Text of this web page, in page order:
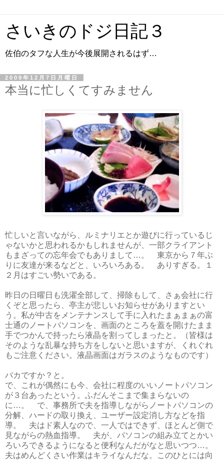
さいきのドジ日記３
佐伯のタフな人生が今後展開されるはず…
2009年12月7日月曜日
本当に忙しくてすみません
忙しいと言いながら、ルミナリエとか遊びに行っているじ
ゃないかと思われるかもしれませんが、一部クライアント
もまざっての忘年会でもありまして…。 東京から７年ぶ
りに友達が来るなどと、いろいろある。 ありすぎる。１
２月はすごい勢いである。
昨日の日曜日も洗濯全部して、掃除もして、さぁ会社に行
くぞと思ったら、亭主が悲しいお知らせがありますとい
う。私が中古をメンテナンスして手に入れたまぁまぁの富
士通のノートパソコンを、画面のところを蓋を開けたまま
手でつかんで持ったら液晶を割ってしまったと。（皆様は
そのような乱暴な持ち方をしないと思いますが、くれぐれ
もご注意ください。液晶画面はガラスのようなものです）
バカですか？と。
で、これが偶然にも今、会社に程度のいいノートパソコン
が３台あったという。ふだんそこまで集まらないの
に…。 で、事務所で夫を指導しながらノートパソコンの
分解、ハードの取り換え、ユーザー設定消し方などを指
導。 夫はド素人なので、一人ではできず、ほとんど側で
見ながらの熱血指導。 夫が、パソコンの組み立てとかい
ろいろできるようになると便利なんだがなと思いつつ…。
夫はめんどくさい作業はキライなんだな。このひとには向